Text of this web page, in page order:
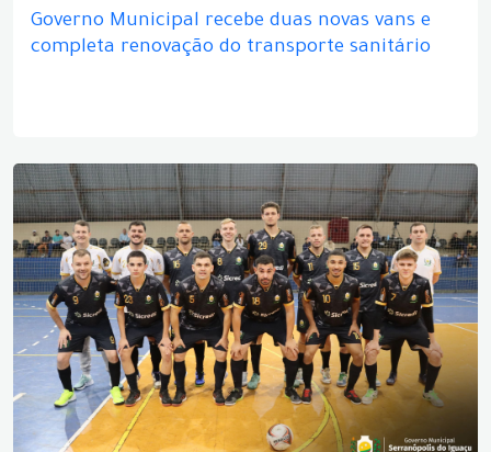
Governo Municipal recebe duas novas vans e
completa renovação do transporte sanitário